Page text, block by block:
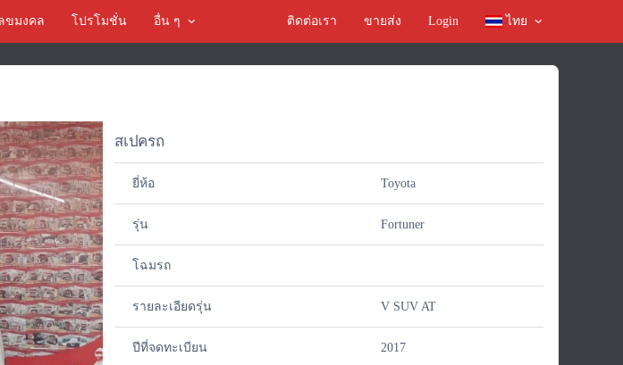
ขมงคล โปรโมชั่น อื่น ๆ ติดต่อเรา ขายส่ง Login ไทย
สเปครถ
ยี่ห้อ Toyota
รุ่น Fortuner
โฉมรถ
รายละเอียดรุ่น V SUV AT
ปีที่จดทะเบียน 2017